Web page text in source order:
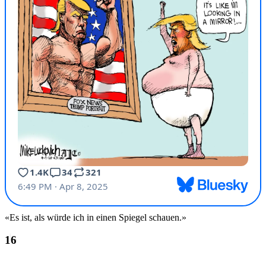
«Es ist, als würde ich in einen Spiegel schauen.»